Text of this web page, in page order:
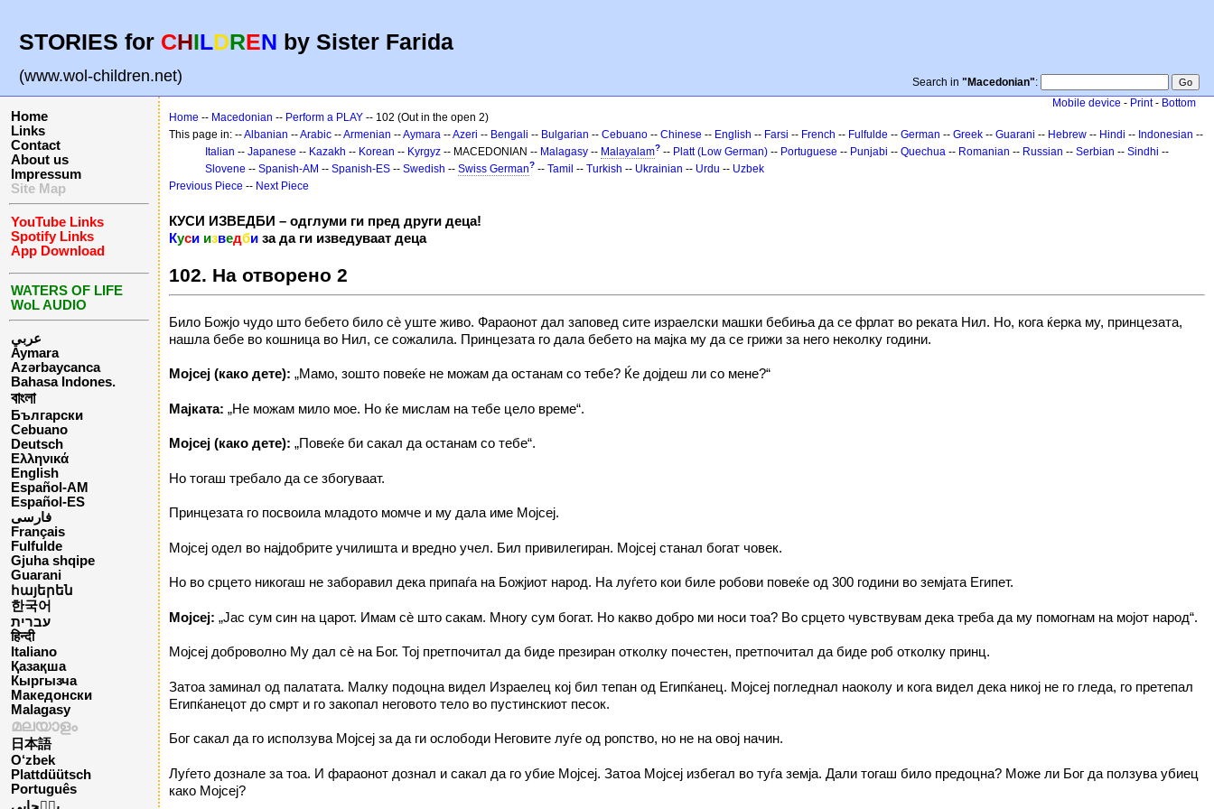
STORIES for CHILDREN by Sister Farida
(www.wol-children.net) Search in "Macedonian":
Home
Links
Contact
About us
Impressum
Site Map
YouTube Links
Spotify Links
App Download
WATERS OF LIFE
WoL AUDIO
عربي
Aymara
Azərbaycanca
Bahasa Indones.
বাংলা
Български
Cebuano
Deutsch
Ελληνικά
English
Español-AM
Español-ES
فارسی
Français
Fulfulde
Gjuha shqipe
Guarani
հայերեն
한국어
עברית
हिन्दी
Italiano
Қазақша
Кыргызча
Македонски
Malagasy
മലയാളം
日本語
O‘zbek
Plattdüütsch
Português
Mobile device - Print- Bottom
Home -- Macedonian -- Perform a PLAY -- 102 (Out in the open 2)
This page in: --Albanian --Arabic --Armenian --Aymara --Azeri -- Bengali -- Bulgarian -- Cebuano -- Chinese -- English -- Farsi -- French -- Fulfulde -- German -- Greek -- Guarani -- Hebrew -- Hindi -- Indonesian --
Italian -- Japanese -- Kazakh -- Korean -- Kyrgyz -- MACEDONIAN -- Malagasy -- Malayalam? -- Platt (Low German) -- Portuguese -- Punjabi -- Quechua -- Romanian -- Russian -- Serbian -- Sindhi --
Slovene -- Spanish-AM -- Spanish-ES -- Swedish -- Swiss German? -- Tamil -- Turkish -- Ukrainian -- Urdu -- Uzbek
Previous Piece -- Next Piece
КУСИ ИЗВЕДБИ – одглуми ги пред други деца!
Куси изведби за да ги изведуваат деца
102. На отворено 2
Било Божјо чудо што бебето било сè уште живо. Фараонот дал заповед сите израелски машки бебиња да се фрлат во реката Нил. Но, кога ќерка му, принцезата,
нашла бебе во кошница во Нил, се сожалила. Принцезата го дала бебето на мајка му да се грижи за него неколку години.
Мојсеј (како дете): „Мамо, зошто повеќе не можам да останам со тебе? Ќе дојдеш ли со мене?“
Мајката: „Не можам мило мое. Но ќе мислам на тебе цело време“.
Мојсеј (како дете): „Повеќе би сакал да останам со тебе“.
Но тогаш требало да се збогуваат.
Принцезата го посвоила младото момче и му дала име Мојсеј.
Мојсеј одел во најдобрите училишта и вредно учел. Бил привилегиран. Мојсеј станал богат човек.
Но во срцето никогаш не заборавил дека припаѓа на Божјиот народ. На луѓето кои биле робови повеќе од 300 години во земјата Египет.
Мојсеј: „Јас сум син на царот. Имам сè што сакам. Многу сум богат. Но какво добро ми носи тоа? Во срцето чувствувам дека треба да му помогнам на мојот народ“.
Мојсеј доброволно Му дал сè на Бог. Тој претпочитал да биде презиран отколку почестен, претпочитал да биде роб отколку принц.
Затоа заминал од палатата. Малку подоцна видел Израелец кој бил тепан од Египќанец. Мојсеј погледнал наоколу и кога видел дека никој не го гледа, го претепал
Египќанецот до смрт и го закопал неговото тело во пустинскиот песок.
Бог сакал да го исползува Мојсеј за да ги ослободи Неговите луѓе од ропство, но не на овој начин.
Луѓето дознале за тоа. И фараонот дознал и сакал да го убие Мојсеј. Затоа Мојсеј избегал во туѓа земја. Дали тогаш било предоцна? Може ли Бог да ползува убиец
како Мојсеј?